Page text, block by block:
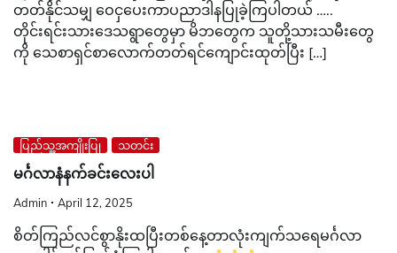
တတ်နိုင်သမျှ ဝေငှပေးကာပညာဒါနပြုခဲ့ကြပါတယ် …..
တိုင်းရင်းသားဒေသရွာတွေမှာ မိဘတွေက သူတို့သားသမီးတွေ
ကို သေစာရှင်စာလောက်တတ်ရင်ကျောင်းထုတ်ပြီး […]
ပြည်သူ့အကျိုးပြု သတင်း
မင်္ဂလာနံနက်ခင်းလေးပါ
Admin April 12, 2025
စိတ်ကြည်လင်စွာနိုးထပြီးတစ်နေ့တာလုံးကျက်သရေမင်္ဂလာ